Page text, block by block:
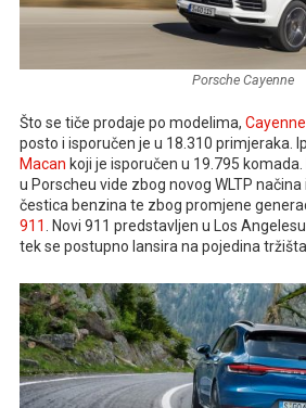
Porsche Cayenne
Što se tiče prodaje po modelima, Cayenne
posto i isporučen je u 18.310 primjeraka.
Macan koji je isporučen u 19.795
u Porscheu vide zbog novog WLTP
čestica benzina te zbog promjene
911
. Novi 911 predstavljen u Los
tek se postupno lansira na pojedina tržišta.